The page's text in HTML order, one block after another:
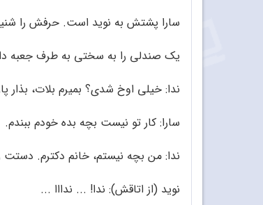
سارا پشتش به نوید است. حرفش را
یک صندلی را به سختی به طرف جعبه
ندا: خیلی اوخ شدی؟ بمیرم بلات، بذار
سارا: کار تو نیست بچه بده خودم ببندم.
ندا: من بچه نیستم، خانم دکترم.
نوید (از اتاقش): ندا! ... ندااا ...